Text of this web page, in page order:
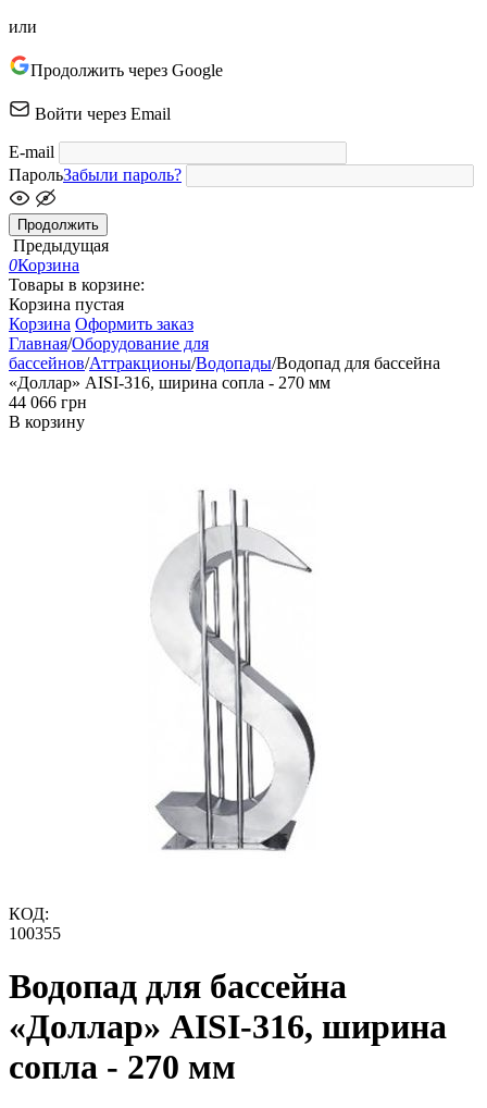
или
Продолжить через Google
Войти через Email
E-mail
ПарольЗабыли пароль?
Продолжить
Предыдущая
0Корзина
Товары в корзине:
Корзина пустая
Корзина Оформить заказ
Главная/Оборудование для
бассейнов/Аттракционы/Водопады/Водопад для бассейна
«Доллар» AISI-316, ширина сопла - 270 мм
‍44 066‍ грн
В корзину
КОД:
100355
Водопад для бассейна
«Доллар» AISI-316, ширина
сопла - 270 мм